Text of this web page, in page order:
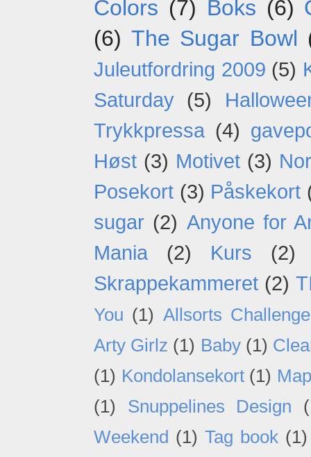
Colors (7) Boks (6)
(6) The Sugar Bowl
Juleutfordring 2009 (5)
Saturday (5)
Trykkpressa (4)
Høst (3) Motivet (3)
Posekort (3) Påskekort
sugar (2) Anyone for
Mania
(2) Kurs
(2)
Skrappekammeret (2)
You (1) Allsorts Challenge
Arty Girlz (1) Baby (1)
(1) Kondolansekort (1)
(1)
Snuppelines Design
Weekend (1) Tag book (1)